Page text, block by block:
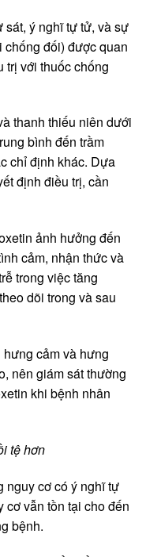
sát, ý nghĩ tự tử, và sự
chống đối) được quan
trị với thuốc chống
thanh thiếu niên dưới
bình đến trầm
chỉ định khác. Dựa
định điều trị, cần
ảnh hưởng đến
cảm, nhận thức và
trong việc tăng
dõi trong và sau
cảm và hưng
nên giám sát thường
khi bệnh nhân
tệ hơn
nguy cơ có ý nghĩ tự
cơ vẫn tồn tại cho đến
bệnh.